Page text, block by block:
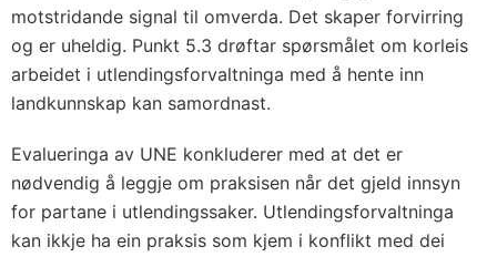
motstridande signal til omverda. Det skaper forvirring
og er uheldig. Punkt 5.3 drøftar spørsmålet om korleis
arbeidet i utlendingsforvaltninga med å hente inn
landkunnskap kan samordnast.
Evalueringa av UNE konkluderer med at det er
nødvendig å leggje om praksisen når det gjeld innsyn
for partane i utlendingssaker. Utlendingsforvaltninga
kan ikkje ha ein praksis som kjem i konflikt med dei